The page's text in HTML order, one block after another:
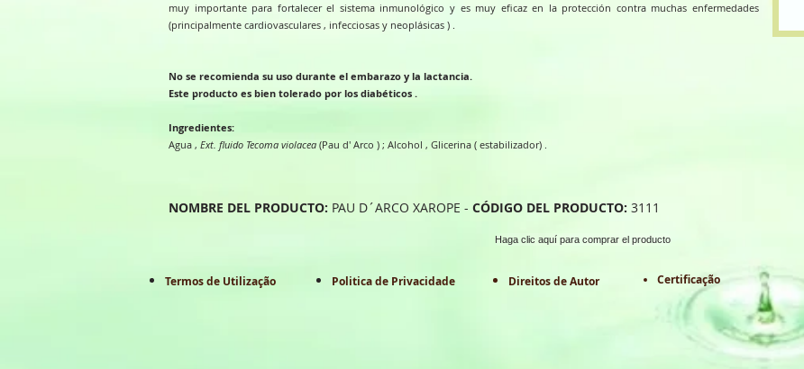
muy importante para fortalecer el sistema inmunológico y es muy eficaz en la protección contra muchas enfermedades
(principalmente cardiovasculares , infecciosas y neoplásicas ) .
No se recomienda su uso durante el embarazo y la lactancia.
Este producto es bien tolerado por los diabéticos .
Ingredientes:
Agua , Ext. fluido Tecoma violacea (Pau d' Arco ) ; Alcohol , Glicerina ( estabilizador) .
NOMBRE DEL PRODUCTO: PAU D´ARCO XAROPE - CÓDIGO DEL PRODUCTO: 3111
Haga clic aquí para comprar el producto
Termos de Utilização Politica de Privacidade Direitos de Autor Certificação